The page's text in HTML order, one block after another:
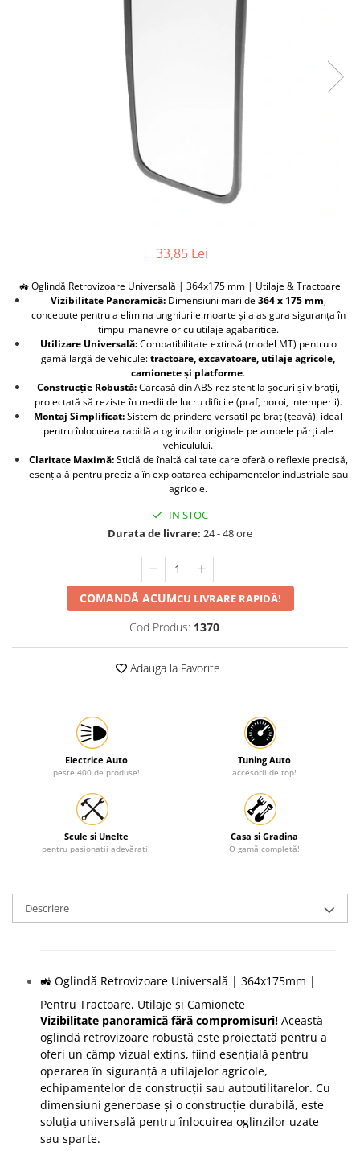
Cricuri Auto Hidraulice
Pneumatice si Trapezoidale
Pistol de Lipit
Polizoare
Pompe Combustibil
Prelungitoare
Protectia muncii
Scule Pneumatice
Slefuitoare
Suport auto
Suport motocicleta
Tunuri de caldura si aeroteme
Motocositoare si Motosape
Rotopercutoare si bormasini
33,85 Lei
🚜 Oglindă Retrovizoare Universală | 364x175 mm | Utilaje & Tractoare
Vizibilitate Panoramică:Dimensiuni mari de364 x 175 mm,
concepute pentru a elimina unghiurile moarte și a asigura siguranța în
timpul manevrelor cu utilaje agabaritice.
Utilizare Universală:Compatibilitate extinsă (model MT) pentru o
gamă largă de vehicule:tractoare, excavatoare, utilaje agricole,
camionete și platforme.
Construcție Robustă:Carcasă din ABS rezistent la șocuri și vibrații,
proiectată să reziste în medii de lucru dificile (praf, noroi, intemperii).
Montaj Simplificat:Sistem de prindere versatil pe braț (țeavă), ideal
pentru înlocuirea rapidă a oglinzilor originale pe ambele părți ale
vehiculului.
Claritate Maximă:Sticlă de înaltă calitate care oferă o reflexie precisă,
esențială pentru precizia în exploatarea echipamentelor industriale sau
agricole.
IN STOC
Durata de livrare: 24 - 48 ore
COMANDĂ ACUMCU LIVRARE RAPIDĂ!
Cod Produs: 1370
Adauga la Favorite
Electrice Auto
peste 400 de produse!
Tuning Auto
accesorii de top!
Scule si Unelte
pentru pasionații adevărați!
Casa si Gradina
O gamă completă!
Descriere
🚜 Oglindă Retrovizoare Universală | 364x175mm |
Pentru Tractoare, Utilaje și Camionete
Vizibilitate panoramică fără compromisuri! Această
oglindă retrovizoare robustă este proiectată pentru a
oferi un câmp vizual extins, fiind esențială pentru
operarea în siguranță a utilajelor agricole,
echipamentelor de construcții sau autoutilitarelor. Cu
dimensiuni generoase și o construcție durabilă, este
soluția universală pentru înlocuirea oglinzilor uzate
sau sparte.